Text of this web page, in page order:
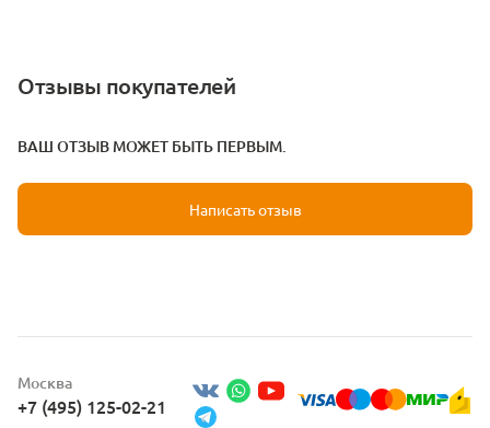
Отзывы покупателей
ВАШ ОТЗЫВ МОЖЕТ БЫТЬ ПЕРВЫМ.
Написать отзыв
Москва
+7 (495) 125-02-21